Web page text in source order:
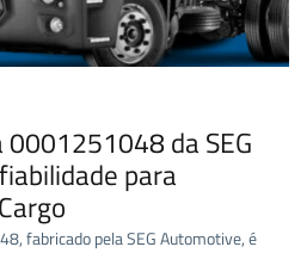
da SEG
para
fabricado pela SEG Automotive, é